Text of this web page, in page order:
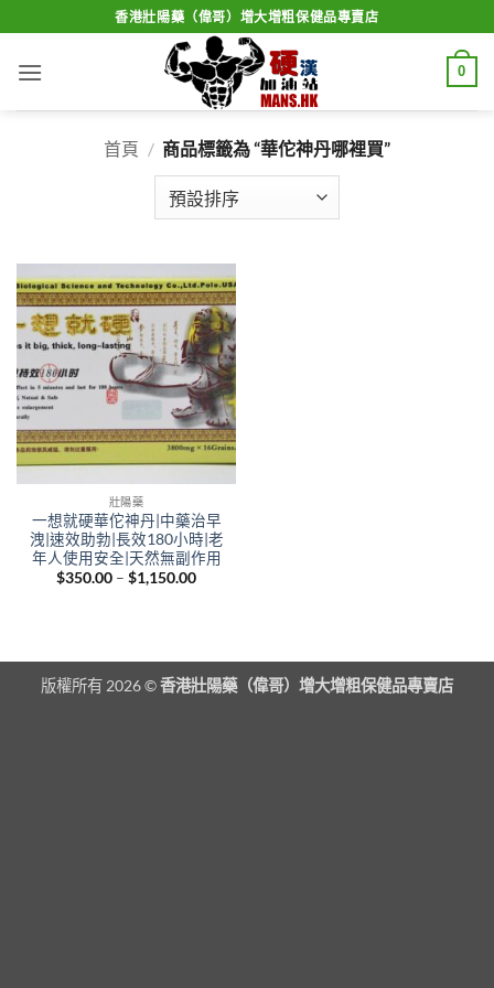
to
content
香港壯陽藥（偉哥）增大增粗保健品專賣店
0
首頁 / 商品標籤為 “華佗神丹哪裡買”
壯陽藥
一想就硬華佗神丹|中藥治早
洩|速效助勃|長效180小時|老
年人使用安全|天然無副作用
$350.00 – $1,150.00Price
版權所有 2026 ©香港壯陽藥（偉哥）增大增粗保健品專賣店